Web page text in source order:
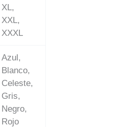
XL,
XXL,
XXXL
Azul,
Blanco,
Celeste,
Gris,
Negro,
Rojo